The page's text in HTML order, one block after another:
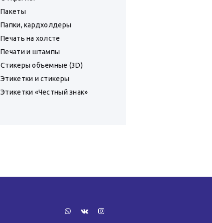
Пакеты
Папки, кардхолдеры
Печать на холсте
Печати и штампы
Стикеры объемные (3D)
Этикетки и стикеры
Этикетки «Честный знак»